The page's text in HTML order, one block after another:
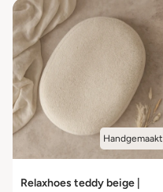
Handgemaakt
Relaxhoes teddy beige |